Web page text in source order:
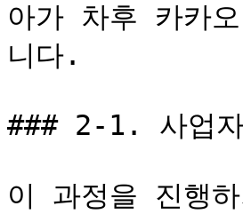
아가 차후 카카
니다.
### 2-1. 사업
이 과정을 진행